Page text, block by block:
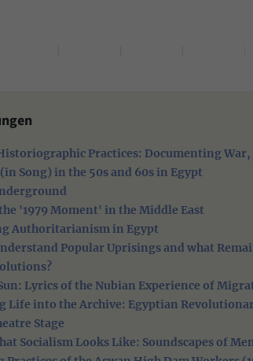
Practices: Documenting War,
Song) in the 50s and 60s in Egypt
'1979 Moment' in the Middle East
Authoritarianism in Egypt
Popular Uprisings and what
Lyrics of the Nubian Experience of
Life into the Archive: Egyptian
Stage
Socialism Looks Like: Soundscapes of